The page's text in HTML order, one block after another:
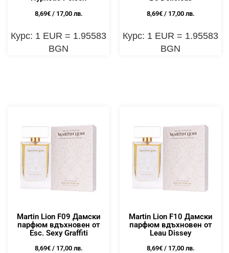
8,69€/ 17,00 лв.
Курс: 1 EUR = 1.95583
BGN
8,69€/ 17,00 лв.
Курс: 1 EUR = 1.95583
BGN
Martin Lion F09 Дамски
парфюм вдъхновен от
Esc. Sexy Graffiti
8,69€/ 17,00 лв.
Martin Lion F10 Дамски
парфюм вдъхновен от
Leau Dissey
8,69€/ 17,00 лв.